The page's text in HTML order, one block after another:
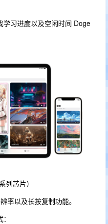
学习进度以及空闲时间 Doge
列芯片）
率以及长按复制功能。